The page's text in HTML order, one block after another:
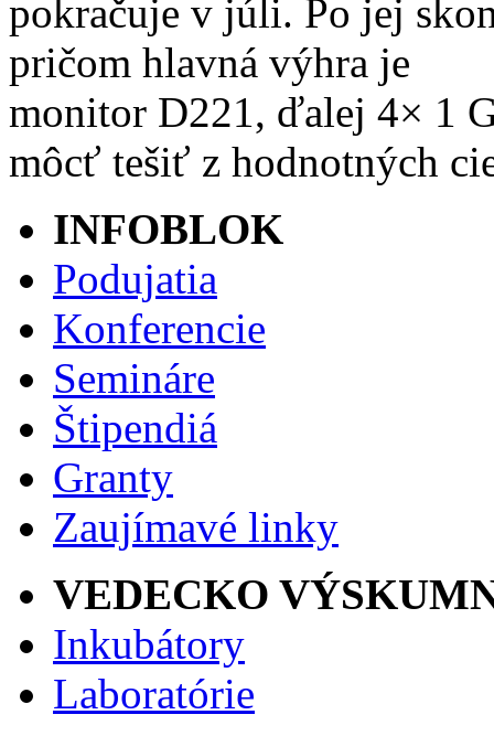
pokračuje v júli. Po jej
pričom hlavná výhra je
monitor D221, ďalej 4× 1
môcť tešiť z hodnotných
INFOBLOK
Podujatia
Konferencie
Semináre
Štipendiá
Granty
Zaujímavé linky
VEDECKO
Inkubátory
Laboratórie